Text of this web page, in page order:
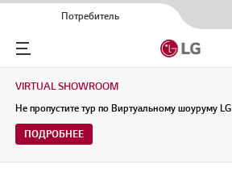
Потребитель
Menu
VIRTUAL SHOWROOM
Не пропустите тур по Виртуальному шоуруму LG
ПОДРОБНЕЕ